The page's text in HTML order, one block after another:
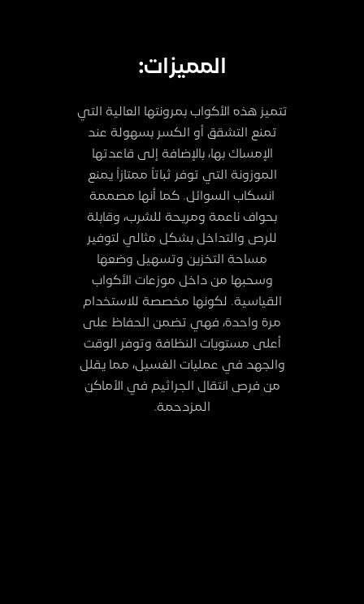
المميزات:
تتميز هذه الأكواب بمرونتها العالية التي
تمنع التشقق أو الكسر بسهولة عند
الإمساك بها، بالإضافة إلى قاعدتها
الموزونة التي توفر ثباتاً ممتازاً يمنع
انسكاب السوائل. كما أنها مصممة
بحواف ناعمة ومريحة للشرب، وقابلة
للرص والتداخل بشكل مثالي لتوفير
مساحة التخزين وتسهيل وضعها
وسحبها من داخل موزعات الأكواب
القياسية. لكونها مخصصة للاستخدام
مرة واحدة، فهي تضمن الحفاظ على
أعلى مستويات النظافة وتوفر الوقت
والجهد في عمليات الغسيل، مما يقلل
من فرص انتقال الجراثيم في الأماكن
المزدحمة.